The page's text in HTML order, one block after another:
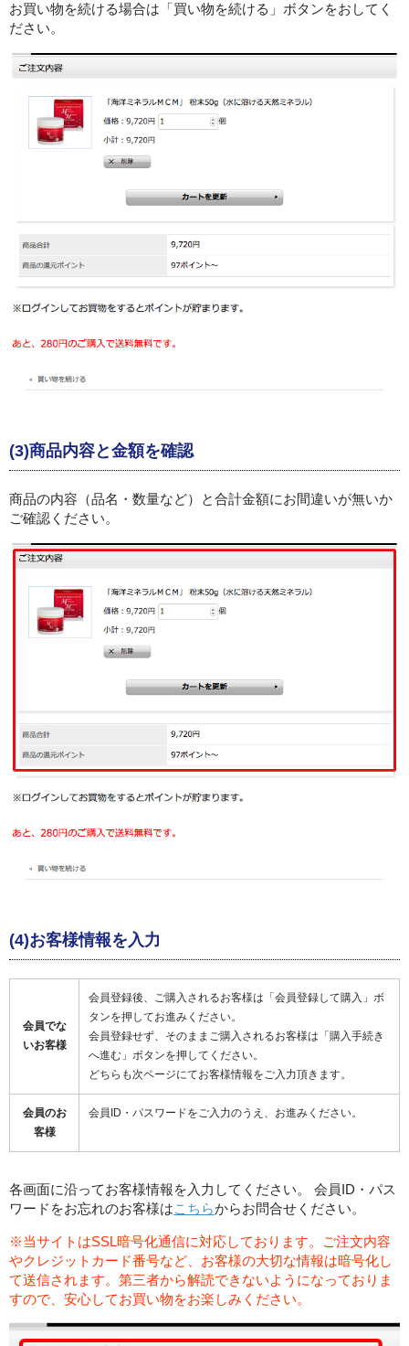
お買い物を続ける場合は「買い物を続ける」ボタンをおしてく
ださい。
(3)商品内容と金額を確認
商品の内容（品名・数量など）と合計金額にお間違いが無いか
ご確認ください。
(4)お客様情報を入力
会員でな
いお客様
会員登録後、ご購入されるお客様は「会員登録して購入」ボ
タンを押してお進みください。
会員登録せず、そのままご購入されるお客様は「購入手続き
へ進む」ボタンを押してください。
どちらも次ページにてお客様情報をご入力頂きます。
会員のお
客様
会員ID・パスワードをご入力のうえ、お進みください。
各画面に沿ってお客様情報を入力してください。 会員ID・パス
ワードをお忘れのお客様はこちらからお問合せください。
※当サイトはSSL暗号化通信に対応しております。ご注文内容
やクレジットカード番号など、お客様の大切な情報は暗号化し
て送信されます。第三者から解読できないようになっておりま
すので、安心してお買い物をお楽しみください。